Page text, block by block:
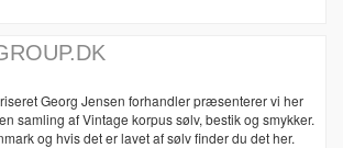
Georg Jensen forhandler præsenterer vi her
samling af Vintage korpus sølv, bestik og smykker.
og hvis det er lavet af sølv finder du det her.